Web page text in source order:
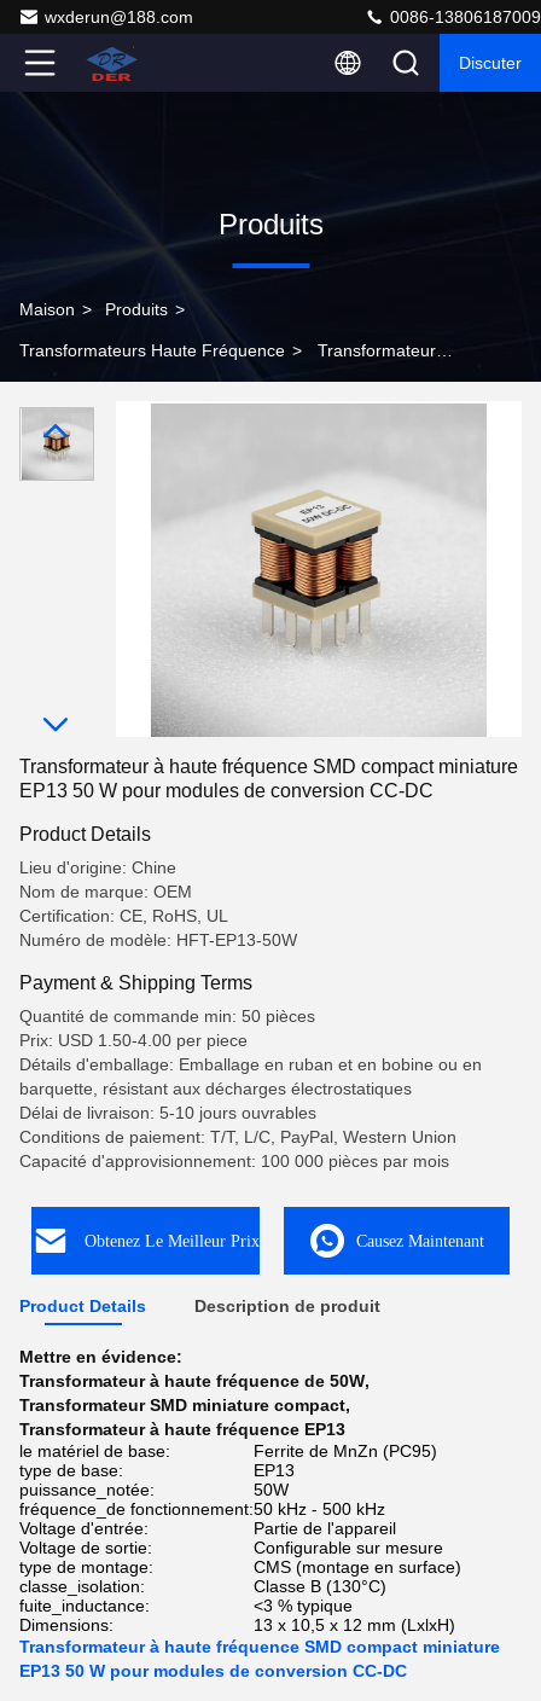
wxderun@188.com 0086-13806187009
Discuter
Produits
Maison > Produits >
Transformateurs Haute Fréquence > Transformateur à
pour modules de conversion CC-DC
Transformateur à haute fréquence SMD compact miniature
EP13 50 W pour modules de conversion CC-DC
Product Details
Lieu d'origine: Chine
Nom de marque: OEM
Certification: CE, RoHS, UL
Numéro de modèle: HFT-EP13-50W
Payment & Shipping Terms
Quantité de commande min: 50 pièces
Prix: USD 1.50-4.00 per piece
Détails d'emballage: Emballage en ruban et en bobine ou en
barquette, résistant aux décharges électrostatiques
Délai de livraison: 5-10 jours ouvrables
Conditions de paiement: T/T, L/C, PayPal, Western Union
Capacité d'approvisionnement: 100 000 pièces par mois
Obtenez Le Meilleur Prix Causez Maintenant
Product Details Description de produit
Mettre en évidence:
Transformateur à haute fréquence de 50W,
Transformateur SMD miniature compact,
Transformateur à haute fréquence EP13
le matériel de base:
Ferrite de MnZn (PC95)
type de base:
EP13
puissance_notée:
50W
fréquence_de fonctionnement:50 kHz - 500 kHz
Voltage d'entrée:
Partie de l'appareil
Voltage de sortie:
Configurable sur mesure
type de montage:
CMS (montage en surface)
classe_isolation:
Classe B (130°C)
fuite_inductance:
<3 % typique
Dimensions:
13 x 10,5 x 12 mm (LxlxH)
Transformateur à haute fréquence SMD compact miniature
EP13 50 W pour modules de conversion CC-DC